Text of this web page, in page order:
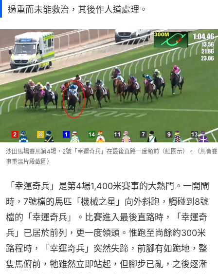
過重而未能救治，其後作人道處理。
沙田馬場賽馬第4場，2號「幸運奇兵」在最後直路一度領前（紅圈示）。（馬會賽
事重溫片段截圖）
「幸運奇兵」是第4場1,400米賽事的大熱門。一開閘
時，7號檔的馬匹「機械之星」向外斜跑，觸碰到8號
檔的「幸運奇兵」。比賽進入最後直路時，「幸運奇
兵」已居於前列，更一度領頭。惟跑至尚餘約300米
路程時，「幸運奇兵」突然失蹄，前腳有如跪地，整
隻馬俯前，牠雖然立即站起，但腳步已亂，之後逐漸